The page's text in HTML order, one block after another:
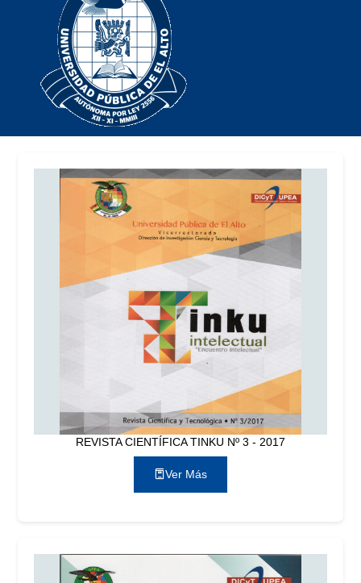
REVISTA CIENTÍFICA TINKU Nº 3 - 2017
Ver Más